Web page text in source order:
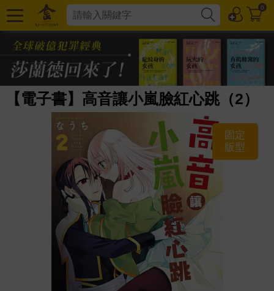
0
【電子書】高音讓小嵐臉紅心跳（2）
固定
版型